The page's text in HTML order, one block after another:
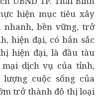
hiện mục tiêu xây
bền vững, trở
hiện đại, có bản sắc
hiện đại, là đầu tàu
dịch vụ của tỉnh,
cuộc sống của
trở thành đô thị loại